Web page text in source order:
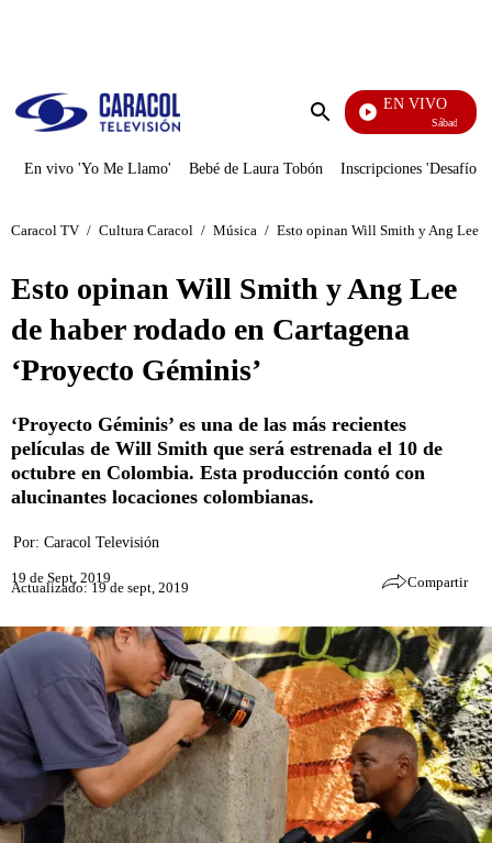
Enviar
EN VIVO
Sábados Felices
En vivo 'Yo Me Llamo' Bebé de Laura Tobón Inscripciones 'Desafío'
Caracol TV / Cultura Caracol / Música / Esto opinan Will Smith y Ang Lee
Esto opinan Will Smith y Ang Lee
de haber rodado en Cartagena
‘Proyecto Géminis’
‘Proyecto Géminis’ es una de las más recientes
películas de Will Smith que será estrenada el 10 de
octubre en Colombia. Esta producción contó con
alucinantes locaciones colombianas.
Por: Caracol Televisión
19 de Sept, 2019
Actualizado: 19 de sept, 2019 Compartir